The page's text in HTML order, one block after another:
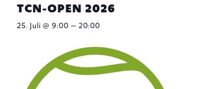
TCN-OPEN 2026
25. Juli @ 9:00 – 20:00